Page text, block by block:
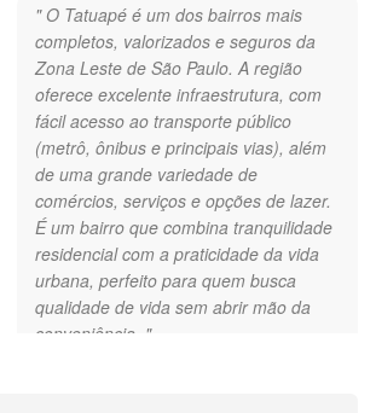
" O Tatuapé é um dos bairros mais
completos, valorizados e seguros da
Zona Leste de São Paulo. A região
oferece excelente infraestrutura, com
fácil acesso ao transporte público
(metrô, ônibus e principais vias), além
de uma grande variedade de
comércios, serviços e opções de lazer.
É um bairro que combina tranquilidade
residencial com a praticidade da vida
urbana, perfeito para quem busca
qualidade de vida sem abrir mão da
conveniência. "